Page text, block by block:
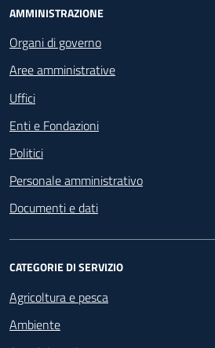
Footer - Navigazione
AMMINISTRAZIONE
Organi di governo
Aree amministrative
Uffici
Enti e Fondazioni
Politici
Personale amministrativo
Documenti e dati
CATEGORIE DI SERVIZIO
Agricoltura e pesca
Ambiente